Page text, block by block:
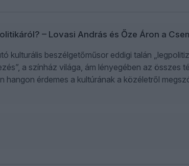
– Lovasi András és Őze Áron a
kulturális beszélgetőműsor eddigi talán
a színház világa, ám lényegében az összes
hangon érdemes a kultúrának a közéletről